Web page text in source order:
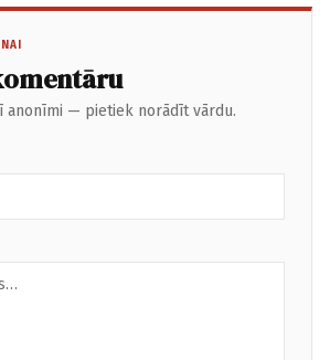
anonīmi — pietiek norādīt vārdu.